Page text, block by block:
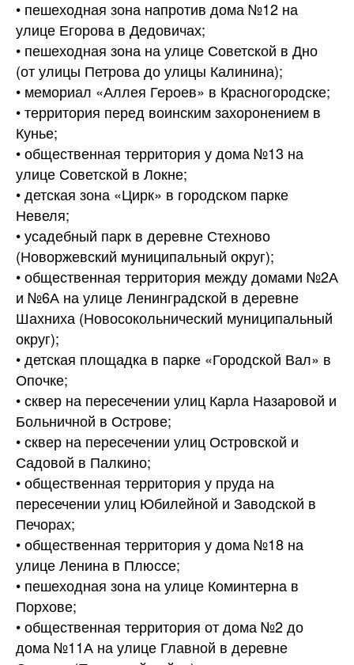
• пешеходная зона напротив дома №12 на
улице Егорова в Дедовичах;
• пешеходная зона на улице Советской в Дно
(от улицы Петрова до улицы Калинина);
• мемориал «Аллея Героев» в Красногородске;
• территория перед воинским захоронением в
Кунье;
• общественная территория у дома №13 на
улице Советской в Локне;
• детская зона «Цирк» в городском парке
Невеля;
• усадебный парк в деревне Стехново
(Новоржевский муниципальный округ);
• общественная территория между домами №2А
и №6А на улице Ленинградской в деревне
Шахниха (Новосокольнический муниципальный
округ);
• детская площадка в парке «Городской Вал» в
Опочке;
• сквер на пересечении улиц Карла Назаровой и
Больничной в Острове;
• сквер на пересечении улиц Островской и
Садовой в Палкино;
• общественная территория у пруда на
пересечении улиц Юбилейной и Заводской в
Печорах;
• общественная территория у дома №18 на
улице Ленина в Плюссе;
• пешеходная зона на улице Коминтерна в
Порхове;
• общественная территория от дома №2 до
дома №11А на улице Главной в деревне